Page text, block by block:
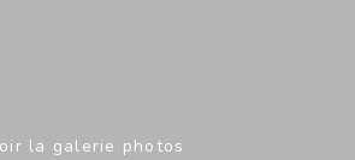
la galerie photos